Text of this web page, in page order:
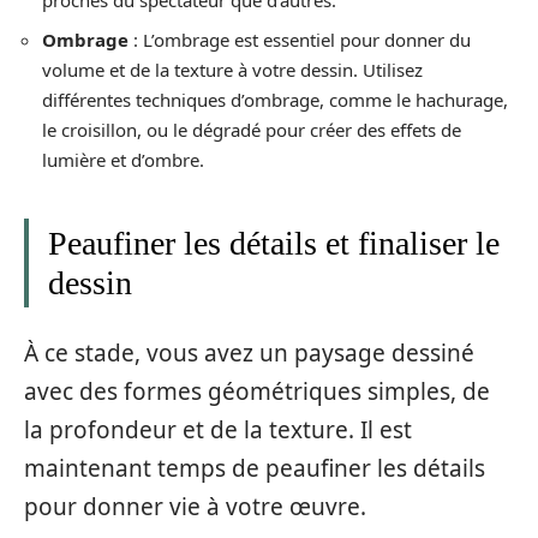
Ombrage : L’ombrage est essentiel pour donner du
volume et de la texture à votre dessin. Utilisez
différentes techniques d’ombrage, comme le hachurage,
le croisillon, ou le dégradé pour créer des effets de
lumière et d’ombre.
Peaufiner les détails et finaliser le
dessin
À ce stade, vous avez un paysage dessiné
avec des formes géométriques simples, de
la profondeur et de la texture. Il est
maintenant temps de peaufiner les détails
pour donner vie à votre œuvre.